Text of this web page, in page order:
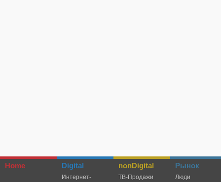
Home Digital
Интернет-
nonDigital
TВ-Продажи
Рынок
Люди